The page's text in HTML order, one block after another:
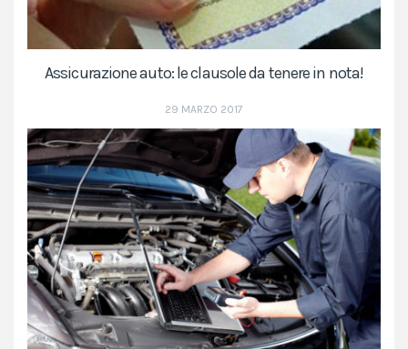
Assicurazione auto: le clausole da tenere in nota!
29 MARZO 2017